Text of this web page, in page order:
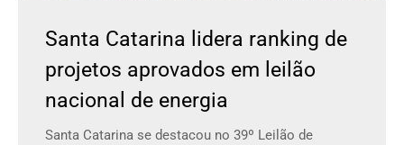
Santa Catarina lidera ranking de
projetos aprovados em leilão
nacional de energia
Santa Catarina se destacou no 39º Leilão de